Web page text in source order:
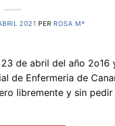
2021 PER ROSA Mª
de abril del año
de Enfermeria de
libremente y sin